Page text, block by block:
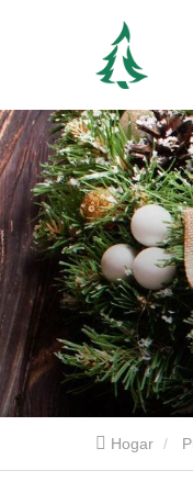
Hogar